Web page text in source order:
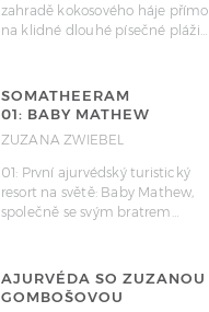
zahradě kokosového háje přímo
na klidné dlouhé písečné pláži…
SOMATHEERAM
01: BABY MATHEW
ZUZANA ZWIEBEL
01: První ajurvédský turistický
resort na světě: Baby Mathew,
společně se svým bratrem…
AJURVÉDA SO ZUZANOU
GOMBOŠOVOU